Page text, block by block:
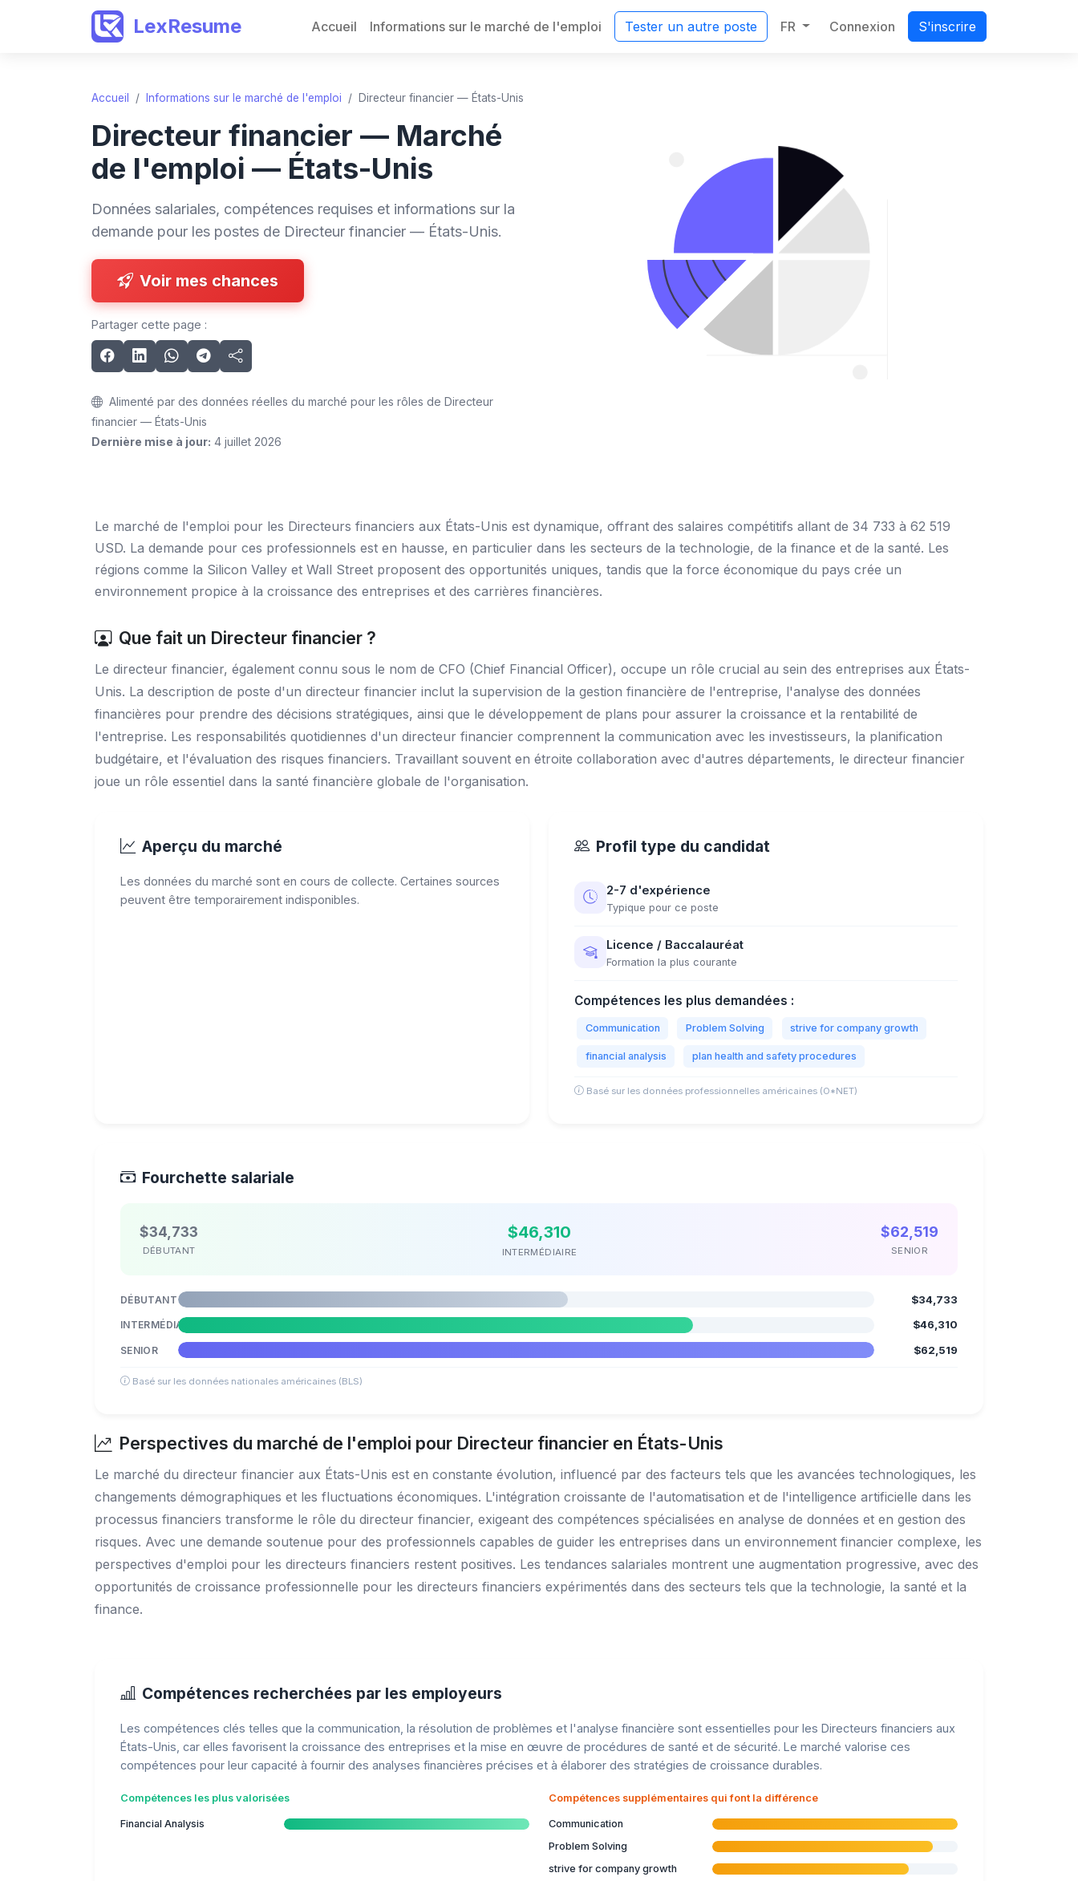
LexResume Accueil Informations sur le marché de l'emploi Tester un autre poste FR Connexion S'inscrire
Accueil / Informations sur le marché de l'emploi / Directeur financier — États-Unis
Directeur financier — Marché
de l'emploi — États-Unis
Données salariales, compétences requises et informations sur la
demande pour les postes de Directeur financier — États-Unis.
Voir mes chances
Partager cette page :
Alimenté par des données réelles du marché pour les rôles de Directeur
financier — États-Unis
Dernière mise à jour: 4 juillet 2026
Le marché de l'emploi pour les Directeurs financiers aux États-Unis est dynamique, offrant des salaires compétitifs allant de 34 733 à 62 519
USD. La demande pour ces professionnels est en hausse, en particulier dans les secteurs de la technologie, de la finance et de la santé. Les
régions comme la Silicon Valley et Wall Street proposent des opportunités uniques, tandis que la force économique du pays crée un
environnement propice à la croissance des entreprises et des carrières financières.
Que fait un Directeur financier ?
Le directeur financier, également connu sous le nom de CFO (Chief Financial Officer), occupe un rôle crucial au sein des entreprises aux États-
Unis. La description de poste d'un directeur financier inclut la supervision de la gestion financière de l'entreprise, l'analyse des données
financières pour prendre des décisions stratégiques, ainsi que le développement de plans pour assurer la croissance et la rentabilité de
l'entreprise. Les responsabilités quotidiennes d'un directeur financier comprennent la communication avec les investisseurs, la planification
budgétaire, et l'évaluation des risques financiers. Travaillant souvent en étroite collaboration avec d'autres départements, le directeur financier
joue un rôle essentiel dans la santé financière globale de l'organisation.
Aperçu du marché
Les données du marché sont en cours de collecte. Certaines sources
peuvent être temporairement indisponibles.
Profil type du candidat
2-7 d'expérience
Typique pour ce poste
Licence / Baccalauréat
Formation la plus courante
Compétences les plus demandées :
Communication Problem Solving strive for company growth
financial analysis plan health and safety procedures
Basé sur les données professionnelles américaines (O*NET)
Fourchette salariale
$34,733
DÉBUTANT
$46,310
INTERMÉDIAIRE
$62,519
SENIOR
DÉBUTANT $34,733
INTERMÉDIAIRE $46,310
SENIOR $62,519
Basé sur les données nationales américaines (BLS)
Perspectives du marché de l'emploi pour Directeur financier en États-Unis
Le marché du directeur financier aux États-Unis est en constante évolution, influencé par des facteurs tels que les avancées technologiques, les
changements démographiques et les fluctuations économiques. L'intégration croissante de l'automatisation et de l'intelligence artificielle dans les
processus financiers transforme le rôle du directeur financier, exigeant des compétences spécialisées en analyse de données et en gestion des
risques. Avec une demande soutenue pour des professionnels capables de guider les entreprises dans un environnement financier complexe, les
perspectives d'emploi pour les directeurs financiers restent positives. Les tendances salariales montrent une augmentation progressive, avec des
opportunités de croissance professionnelle pour les directeurs financiers expérimentés dans des secteurs tels que la technologie, la santé et la
finance.
Compétences recherchées par les employeurs
Les compétences clés telles que la communication, la résolution de problèmes et l'analyse financière sont essentielles pour les Directeurs financiers aux
États-Unis, car elles favorisent la croissance des entreprises et la mise en œuvre de procédures de santé et de sécurité. Le marché valorise ces
compétences pour leur capacité à fournir des analyses financières précises et à élaborer des stratégies de croissance durables.
Compétences les plus valorisées
Financial Analysis
Compétences supplémentaires qui font la différence
Communication
Problem Solving
strive for company growth